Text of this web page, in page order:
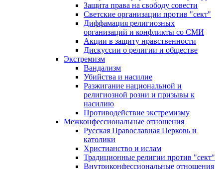
Защита права на свободу совести
Светские организации против "сект"
Диффамация религиозных
организаций и конфликты со СМИ
Акции в защиту нравственности
Дискуссии о религии и обществе
Экстремизм
Вандализм
Убийства и насилие
Разжигание национальной и
религиозной розни и призывы к
насилию
Противодействие экстремизму
Межконфессиональные отношения
Русская Православная Церковь и
католики
Христианство и ислам
Традиционные религии против "сект"
Внутриконфессиональные отношения